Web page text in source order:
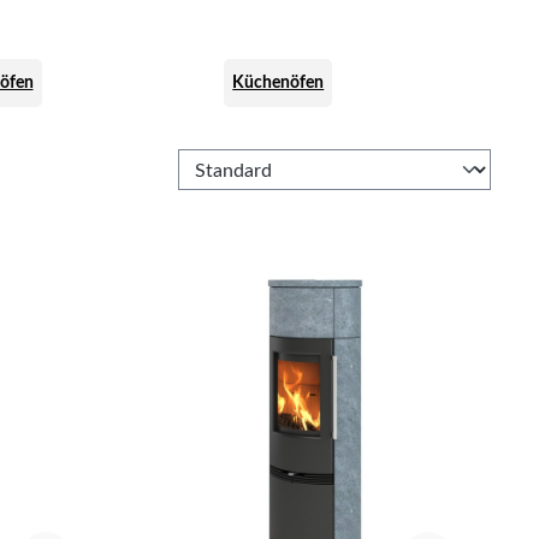
Küchenöfen